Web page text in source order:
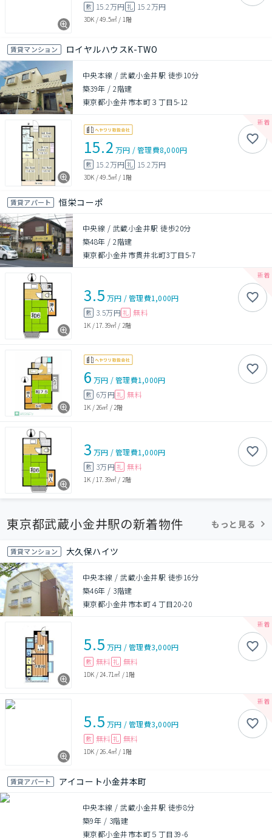
敷 15.2万円 礼 15.2万円
3DK /49.5㎡ / 1階
賃貸マンション ロイヤルハウスK-TWO
中央本線 / 武蔵小金井駅 徒歩10分
築39年 /2階建
東京都小金井市本町３丁目5-12
15.2 万円 /管理費8,000円
敷 15.2万円 礼 15.2万円
3DK /49.5㎡ / 1階
賃貸アパート 恒栄コーポ
中央線 / 武蔵小金井駅 徒歩20分
築48年 /2階建
東京都小金井市貫井北町3丁目5-7
3.5 万円 /管理費1,000円
敷 3.5万円 礼 無料
1K / 17.39㎡ / 2階
6 万円 /管理費1,000円
敷 6万円 礼 無料
1K /26㎡ /2階
3 万円 /管理費1,000円
敷 3万円 礼 無料
1K / 17.39㎡ / 2階
東京都武蔵小金井駅の新着物件 もっと見る
賃貸マンション 大久保ハイツ
中央本線 / 武蔵小金井駅 徒歩16分
築46年 / 3階建
東京都小金井市本町４丁目20-20
5.5 万円 /管理費3,000円
敷 無料 礼 無料
1DK / 24.71㎡ / 1階
5.5 万円 /管理費3,000円
敷 無料 礼 無料
1DK / 26.4㎡ / 1階
賃貸アパート アイコート小金井本町
中央本線 / 武蔵小金井駅 徒歩8分
築9年 / 3階建
東京都小金井市本町５丁目39-6